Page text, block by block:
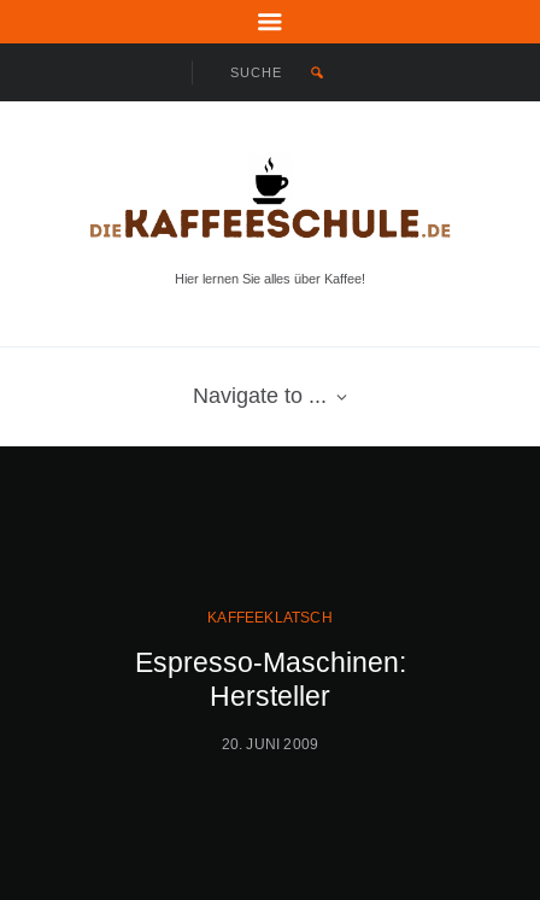
Hier lernen Sie alles über Kaffee!
Navigate to ...
KAFFEEKLATSCH
Espresso-Maschinen:
Hersteller
20. JUNI 2009